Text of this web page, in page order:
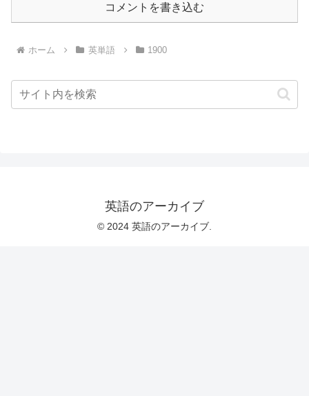
コメントを書き込む
ホーム 英単語 1900
英語のアーカイブ
© 2024 英語のアーカイブ.